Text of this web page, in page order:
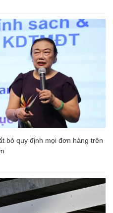
bỏ quy định mọi đơn hàng trên